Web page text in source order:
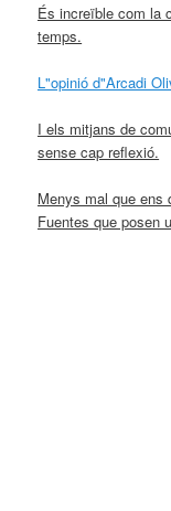
És increïble com la
temps.
L"opinió d"Arcadi
I els mitjans de
sense cap reflexió.
Menys mal que ens
Fuentes que posen